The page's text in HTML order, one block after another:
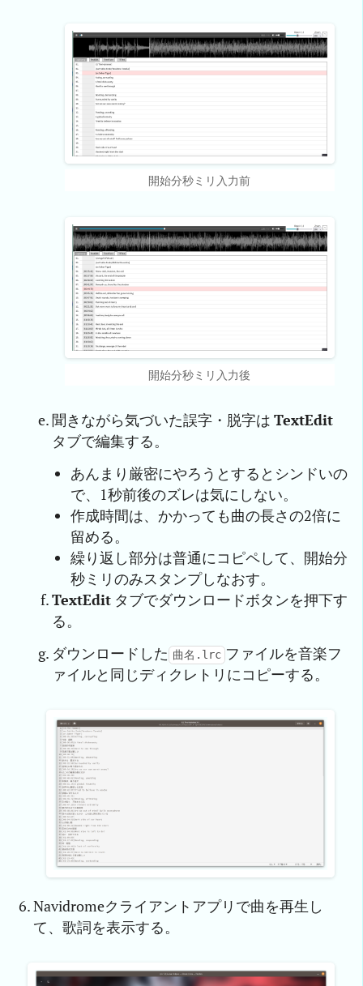
開始分秒ミリ入力前
開始分秒ミリ入力後
聞きながら気づいた誤字・脱字は TextEdit
タブで編集する。
あんまり厳密にやろうとするとシンドいの
で、1秒前後のズレは気にしない。
作成時間は、かかっても曲の長さの2倍に
留める。
繰り返し部分は普通にコピペして、開始分
秒ミリのみスタンプしなおす。
TextEditタブでダウンロードボタンを押下す
る。
ダウンロードした 曲名.lrc ファイルを音楽フ
ァイルと同じディクレトリにコピーする。
Navidromeクライアントアプリで曲を再生し
て、歌詞を表示する。